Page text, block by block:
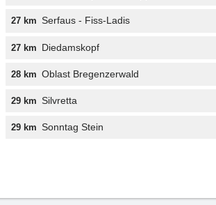
27 km Serfaus - Fiss-Ladis
27 km Diedamskopf
28 km Oblast Bregenzerwald
29 km Silvretta
29 km Sonntag Stein